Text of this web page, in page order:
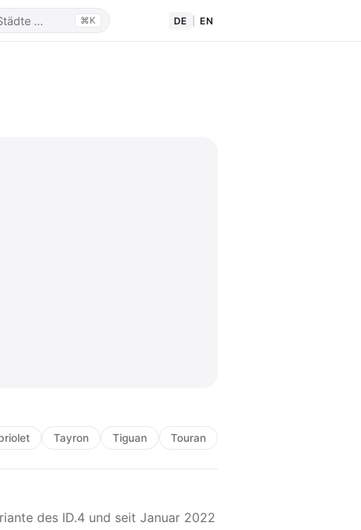
⌘K DE EN
Tayron Tiguan Touran
des ID.4 und seit Januar 2022